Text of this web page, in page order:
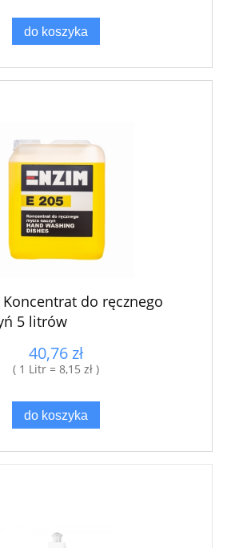
do koszyka
Koncentrat do ręcznego
5 litrów
40,76 zł
( 1 Litr = 8,15 zł )
do koszyka